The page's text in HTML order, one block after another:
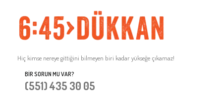
Hiç kimse nereye gittiğini bilmeyen biri kadar yükseğe çıkamaz!
BIR SORUN MU VAR?
(551) 435 30 05